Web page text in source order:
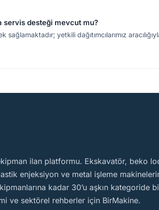
servis desteği mevcut mu?
yetkili dağıtımcılarımız
ilan platformu. Ekskavatör, beko
enjeksiyon ve metal işleme
kadar 30’u aşkın kategoride
ve sektörel rehberler için BirMakine.